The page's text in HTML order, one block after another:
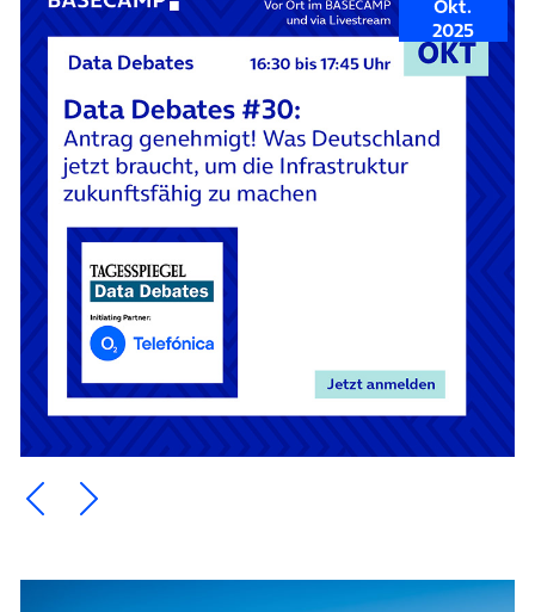
Okt.
2025
Ein Element zurück blättern
Ein Element weiter blättern